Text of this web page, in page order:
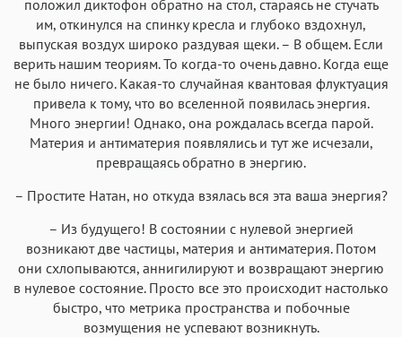
положил диктофон обратно на стол, стараясь не стучать
им, откинулся на спинку кресла и глубоко вздохнул,
выпуская воздух широко раздувая щеки. – В общем. Если
верить нашим теориям. То когда-то очень давно. Когда еще
не было ничего. Какая-то случайная квантовая флуктуация
привела к тому, что во вселенной появилась энергия.
Много энергии! Однако, она рождалась всегда парой.
Материя и антиматерия появлялись и тут же исчезали,
превращаясь обратно в энергию.
– Простите Натан, но откуда взялась вся эта ваша энергия?
– Из будущего! В состоянии с нулевой энергией
возникают две частицы, материя и антиматерия. Потом
они схлопываются, аннигилируют и возвращают энергию
в нулевое состояние. Просто все это происходит настолько
быстро, что метрика пространства и побочные
возмущения не успевают возникнуть.